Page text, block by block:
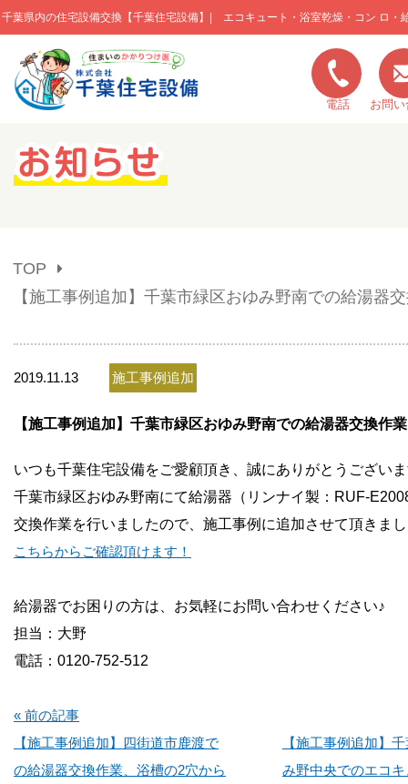
千葉県内の住宅設備交換【千葉住宅設備】| エコキュート・浴室乾燥・コン ロ・
このページの本文へ移動
電話 お問
キャンペーン一覧
弊社の特色
お問い合わせ
会社概要
TOP
【施工事例追加】千葉市緑区おゆみ野南での給湯器
2019.11.13 施工事例追加
【施工事例追加】千葉市緑区おゆみ野南での給湯器交換作業
いつも千葉住宅設備をご愛顧頂き、誠にありがとうござい
千葉市緑区おゆみ野南にて給湯器（リンナイ製：RUF-
交換作業を行いましたので、施工事例に追加させて頂きま
こちらからご確認頂けます！
給湯器でお困りの方は、お気軽にお問い合わせください♪
担当：大野
電話：0120-752-512
« 前の記事
【施工事例追加】四街道市鹿渡で
の給湯器交換作業、浴槽の2穴から
【施工事例追加】
み野中央でのエコ